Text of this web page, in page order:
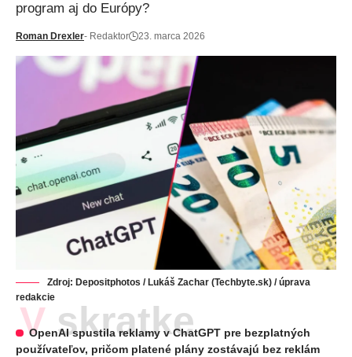
program aj do Európy?
Roman Drexler- Redaktor 23. marca 2026
Zdroj: Depositphotos / Lukáš Zachar (Techbyte.sk) / úprava
redakcie
V skratke
OpenAI spustila reklamy v ChatGPT pre bezplatných
používateľov, pričom platené plány zostávajú bez reklám